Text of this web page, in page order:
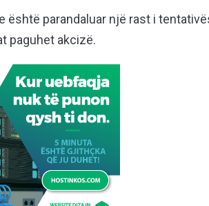
parandaluar një rast i
paguhet akcizë.